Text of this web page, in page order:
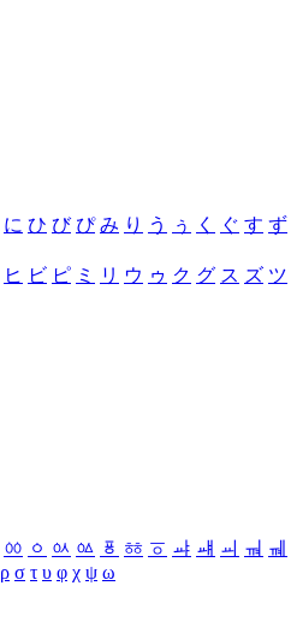
に ひ び ぴ み り う ぅ く ぐ す ず
ヒ ビ ピ ミ リ ウ ゥ ク グ ス ズ ツ
ㆀ ㆁ ㆂ ㆃ ㆄ ㆅ ㆆ ㆇ ㆈ ㆉ ㆊ ㆋ
ρ σ τ υ φ χ ψ ω